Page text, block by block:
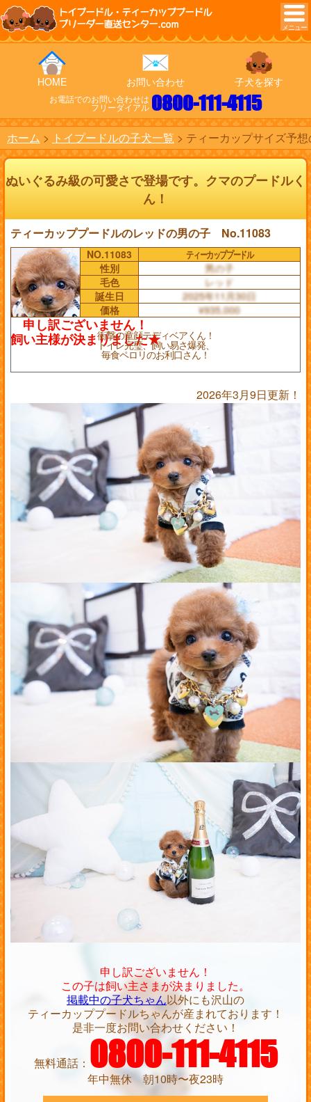
トイプードル・ティーカッププードル
ブリーダー直送センター.com
HOME お問い合わせ 子犬を探す
お電話でのお問い合わせは
フリーダイアル 0800-111-4115
ホーム トイプードルの子犬一覧 ティーカップサイズ予
ぬいぐるみ級の可愛さで登場です。クマのプードルく
ん！
ティーカッププードルのレッドの男の子 No.11083
NO.11083
ティーカッププードル
性別
男の子
毛色
レッド
誕生日
2025年11月30日
価格
¥935,000
衝撃の童顔テディベアくん！
トイレ完璧、飼い易さ爆発、
毎食ペロリのお利口さん！
2026年3月9日更新！
申し訳ございません！
この子は飼い主さまが決まりました。
掲載中の子犬ちゃん以外にも沢山の
ティーカッププードルちゃんが産まれております！
是非一度お問い合わせください！
無料通話： 0800-111-4115
年中無休 朝10時〜夜23時